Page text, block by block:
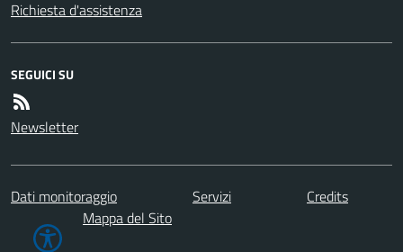
Richiesta d'assistenza
SEGUICI SU
Newsletter
Dati monitoraggio Servizi
Credits
Mappa del Sito